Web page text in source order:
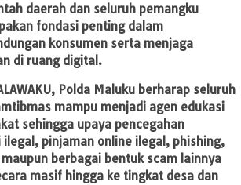
daerah dan seluruh pemangku
fondasi penting dalam
konsumen serta menjaga
di ruang digital.
Polda Maluku berharap seluruh
mampu menjadi agen edukasi
sehingga upaya pencegahan
pinjaman online ilegal, phishing,
berbagai bentuk scam lainnya
masif hingga ke tingkat desa dan